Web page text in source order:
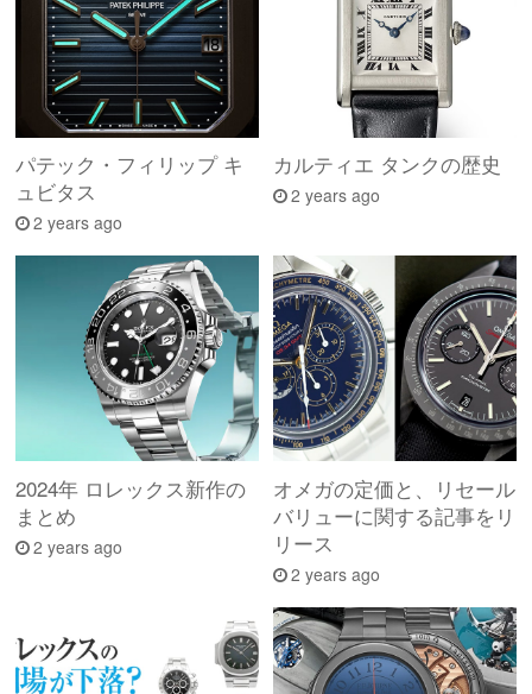
パテック・フィリップ キ
ュビタス
2 years ago
カルティエ タンクの歴史
2 years ago
2024年 ロレックス新作の
まとめ
2 years ago
オメガの定価と、リセール
バリューに関する記事をリ
リース
2 years ago